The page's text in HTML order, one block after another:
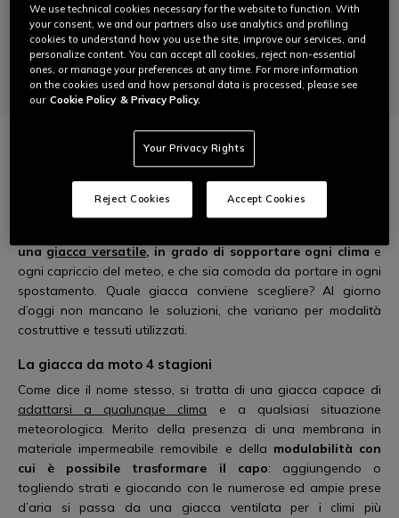
Nei climi mutevoli la soluzione più pratica possono
essere una giacca quattro stagioni o una traforata con
membrana removibile
Anche con caldo intenso è necessario proteggersi, una
giacca traforata è la migliore compagna di viaggio
Quando si fanno i bagagli, qualunque sia la destinazione o la
mancano mai. Quando si viaggia in moto per più di un giorno
– e l’esperienza dei motociclisti in questo senso è preziosa – il
una giacca versatile, in grado di sopportare ogni clima e
ogni capriccio del meteo, e che sia comoda da portare in ogni
spostamento. Quale giacca conviene scegliere? Al giorno
d’oggi non mancano le soluzioni, che variano per modalità
costruttive e tessuti utilizzati.
La giacca da moto 4 stagioni
Come dice il nome stesso, si tratta di una giacca capace di
adattarsi a qualunque clima e a qualsiasi situazione
meteorologica. Merito della presenza di una membrana in
materiale impermeabile removibile e della modulabilità con
cui è possibile trasformare il capo: aggiungendo o
togliendo strati e giocando con le numerose ed ampie prese
d’aria si passa da una giacca ventilata per i climi più
We use technical cookies necessary for the website to function. With
your consent, we and our partners also use analytics and profiling
cookies to understand how you use the site, improve our services, and
personalize content. You can accept all cookies, reject non-essential
ones, or manage your preferences at any time. For more information
on the cookies used and how personal data is processed, please see
our Cookie Policy & Privacy Policy.
Your Privacy Rights
Reject Cookies Accept Cookies